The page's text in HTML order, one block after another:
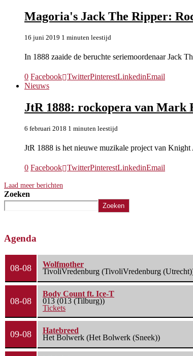
Magoria's Jack The Ripper:
16 juni 2019 1 minuten leestijd
In 1888 zaaide de beruchte seriemoordenaar Jack
0 Facebook TwitterPinterestLinkedinEmail
Nieuws
JtR 1888: rockopera van Mark
6 februari 2018 1 minuten leestijd
JtR 1888 is het nieuwe muzikale project van
0 Facebook TwitterPinterestLinkedinEmail
Laad meer berichten
Zoeken
Zoeken
Agenda
08-08
Wolfmother
TivoliVredenburg (TivoliVredenburg
08-08
Body Count ft. Ice-T
013 (013 (Tilburg))
Tickets
09-08
Hatebreed
Het Bolwerk (Het Bolwerk (Sneek))